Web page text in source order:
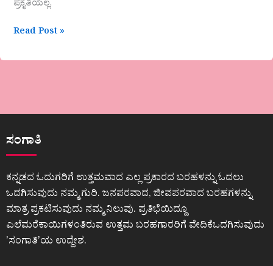
ಪ್ರಕೃತಿಯಲ್ಲ.
Read Post »
ಸಂಗಾತಿ
ಕನ್ನಡದ ಓದುಗರಿಗೆ ಉತ್ತಮವಾದ ಎಲ್ಲ ಪ್ರಕಾರದ ಬರಹಳನ್ನು ಓದಲು
ಒದಗಿಸುವುದು ನಮ್ಮ ಗುರಿ. ಜನಪರವಾದ, ಜೀವಪರವಾದ ಬರಹಗಳನ್ನು
ಮಾತ್ರ ಪ್ರಕಟಿಸುವುದು ನಮ್ಮ ನಿಲುವು. ಪ್ರತಿಭೆಯಿದ್ದೂ
ಎಲೆಮರೆಕಾಯಿಗಳಂತಿರುವ ಉತ್ತಮ ಬರಹಗಾರರಿಗೆ ವೇದಿಕೆಒದಗಿಸುವುದು
ʼಸಂಗಾತಿʼಯ ಉದ್ದೇಶ.